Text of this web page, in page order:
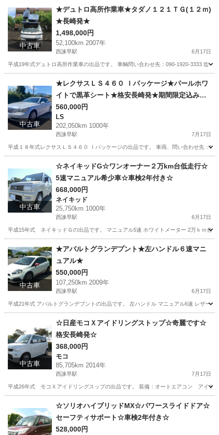
西諫早駅 N-BOX スライドドア
中古車
★デュトロ高所作業車★タダノ１２１ＴＧ(１２ｍ)
★長崎発★
1,498,000円
52,100km 2007年
西諫早駅 6月17日
平成19年式デュトロ高所作業車の出品です。 車輌問い合わせ先：090-1920-3333 迄
西諫早駅 その他 デュトロ
中古車
★レクサスＬＳ４６０ Ｉパッケージ★パールホワ
イトで黒革シート★格安長崎発★期間限定込み込
み５５万円★
560,000円
LS
202,050km 1000年
西諫早駅 7月17日
平成１８年式レクサスＬＳ４６０ Ｉパッケージの出品です。 車両、問い合わせ先：
西諫早駅 LS
中古車
☆ネイキッドG☆ワンオーナー２万km台低走行☆
5速マニュアル希少車☆車検2年付き☆
668,000円
ネイキッド
25,750km 1000年
西諫早駅 6月17日
平成15年式 ネイキッドＧの出品です。 マニュアル5速 ホワイトメーター 2万ｋｍ台
西諫早駅 ネイキッド オーナー
中古車
★アバルトグランデプント★左ハンドル６速マニ
ュアル★
550,000円
107,250km 2009年
西諫早駅 6月17日
平成21年式 アバルトグランデプントの出品です。 左ハンドル マニュアル6速 レザー
西諫早駅 その他 左ハンドル
中古車
☆日産モコＸアイドリングストップ☆奇麗です☆
格安長崎発☆
368,000円
モコ
85,705km 2014年
西諫早駅 7月17日
平成26年式 モコＸアイドリングスップの出品です。 装備：オートエアコン アイ
西諫早駅 モコ 車両
☆ソリオハイブリッドMX☆パワースライドドア☆
セーフティサポート☆車検2年付き☆
528,000円